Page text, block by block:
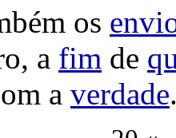
os
, a fim de
a verdade